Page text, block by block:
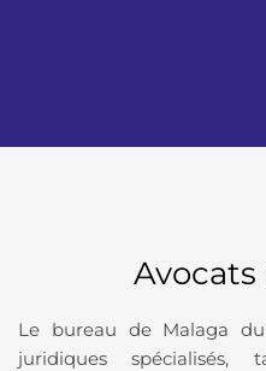
Avocats
Le bureau de Malaga
juridiques